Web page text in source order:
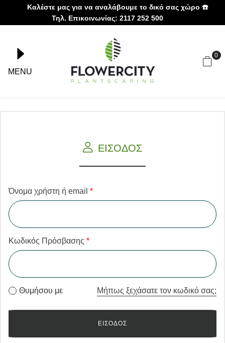
Καλέστε μας για να αναλάβουμε το δικό σας χώρο ☎️
Τηλ. Επικοινωνίας: 2117 252 500
MENU
0
ΕΙΣΟΔΟΣ
Όνομα χρήστη ή email *
Κωδικός Πρόσβασης *
Θυμήσου με Μήπως ξεχάσατε τον κωδικό σας;